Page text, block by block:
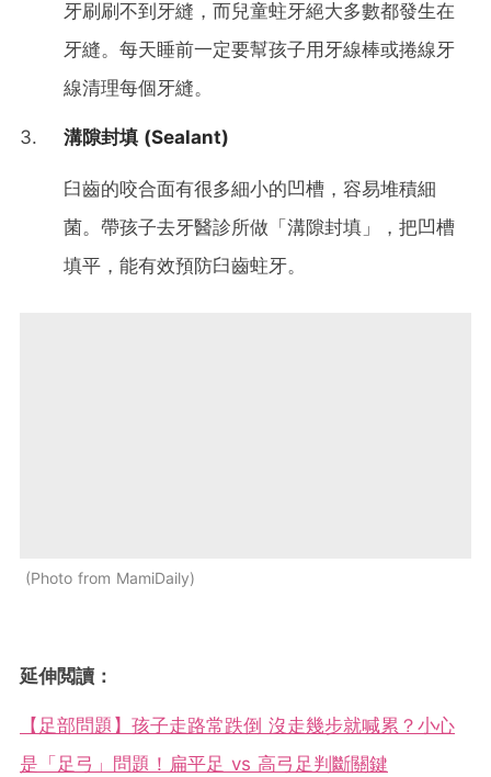
牙刷刷不到牙縫，而兒童蛀牙絕大多數都發生在
牙縫。每天睡前一定要幫孩子用牙線棒或捲線牙
線清理每個牙縫。
溝隙封填 (Sealant)
臼齒的咬合面有很多細小的凹槽，容易堆積細
菌。帶孩子去牙醫診所做「溝隙封填」，把凹槽
填平，能有效預防臼齒蛀牙。
Photo from MamiDaily
延伸閲讀：
【足部問題】孩子走路常跌倒 沒走幾步就喊累？小心
是「足弓」問題！扁平足 vs 高弓足判斷關鍵